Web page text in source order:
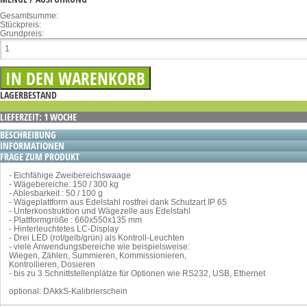
Gesamtsumme:
Stückpreis:
Grundpreis:
LAGERBESTAND
LIEFERZEIT: 1 WOCHE
BESCHREIBUNG
INFORMATIONEN
FRAGE ZUM PRODUKT
- Eichfähige Zweibereichswaage
- Wägebereiche: 150 / 300 kg
- Ablesbarkeit : 50 / 100 g
- Wägeplattform aus Edelstahl rostfrei dank Schutzart IP 65
- Unterkonstruktion und Wägezelle aus Edelstahl
- Plattformgröße : 660x550x135 mm
- Hinterleuchtetes LC-Display
- Drei LED (rot/gelb/grün) als Kontroll-Leuchten
- viele Anwendungsbereiche wie beispielsweise:
Wiegen, Zählen, Summieren, Kommissionieren,
Kontrollieren, Dosieren
- bis zu 3 Schnittstellenplätze für Optionen wie RS232, USB, Ethernet
optional: DAkkS-Kalibrierschein